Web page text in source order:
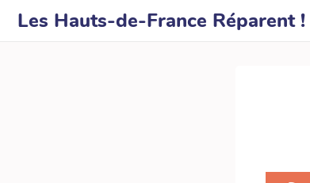
Les Hauts-de-France Réparent !